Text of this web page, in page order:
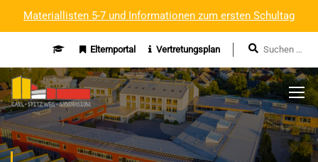
Materiallisten 5-7 und Informationen zum ersten Schultag
Elternportal Vertretungsplan